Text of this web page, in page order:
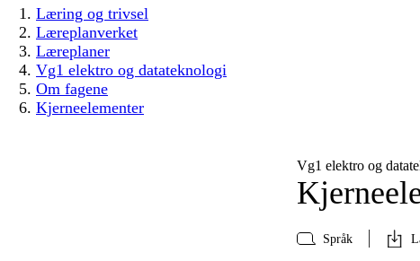
Læring og trivsel
Læreplanverket
Læreplaner
Vg1 elektro og datateknologi
Om fagene
Kjerneelementer
Vg1 elektro og
Språk